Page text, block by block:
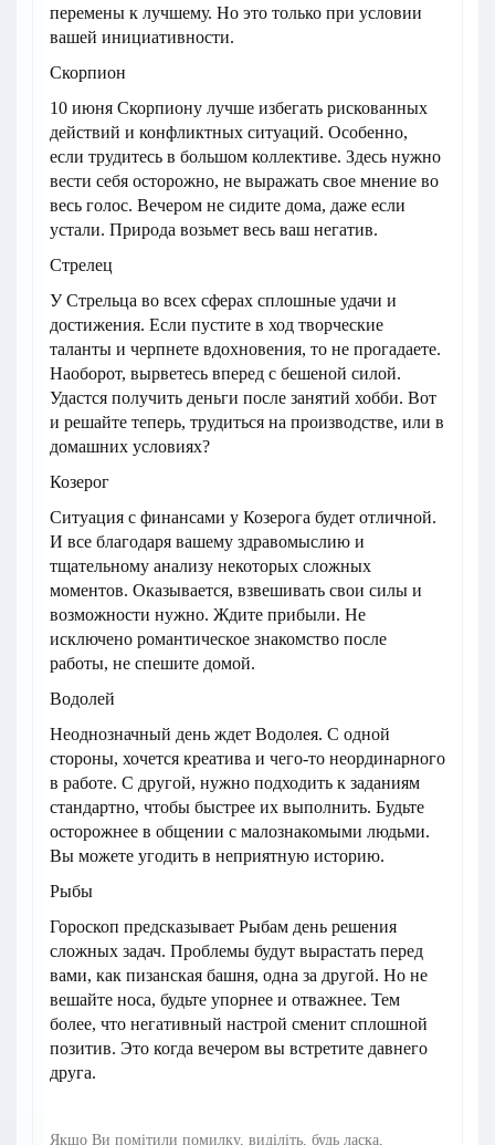
перемены к лучшему. Но это только при условии
вашей инициативности.
Скорпион
10 июня Скорпиону лучше избегать рискованных
действий и конфликтных ситуаций. Особенно,
если трудитесь в большом коллективе. Здесь нужно
вести себя осторожно, не выражать свое мнение во
весь голос. Вечером не сидите дома, даже если
устали. Природа возьмет весь ваш негатив.
Стрелец
У Стрельца во всех сферах сплошные удачи и
достижения. Если пустите в ход творческие
таланты и черпнете вдохновения, то не прогадаете.
Наоборот, вырветесь вперед с бешеной силой.
Удастся получить деньги после занятий хобби. Вот
и решайте теперь, трудиться на производстве, или в
домашних условиях?
Козерог
Ситуация с финансами у Козерога будет отличной.
И все благодаря вашему здравомыслию и
тщательному анализу некоторых сложных
моментов. Оказывается, взвешивать свои силы и
возможности нужно. Ждите прибыли. Не
исключено романтическое знакомство после
работы, не спешите домой.
Водолей
Неоднозначный день ждет Водолея. С одной
стороны, хочется креатива и чего-то неординарного
в работе. С другой, нужно подходить к заданиям
стандартно, чтобы быстрее их выполнить. Будьте
осторожнее в общении с малознакомыми людьми.
Вы можете угодить в неприятную историю.
Рыбы
Гороскоп предсказывает Рыбам день решения
сложных задач. Проблемы будут вырастать перед
вами, как пизанская башня, одна за другой. Но не
вешайте носа, будьте упорнее и отважнее. Тем
более, что негативный настрой сменит сплошной
позитив. Это когда вечером вы встретите давнего
друга.
Якщо Ви помітили помилку, виділіть, будь ласка,